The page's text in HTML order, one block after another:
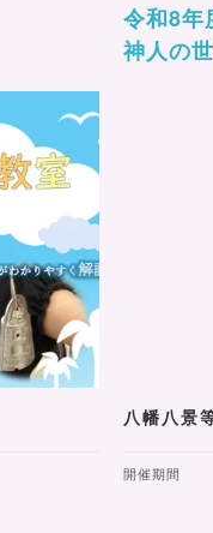
令和8年
神人の世
八幡八景
開催期間